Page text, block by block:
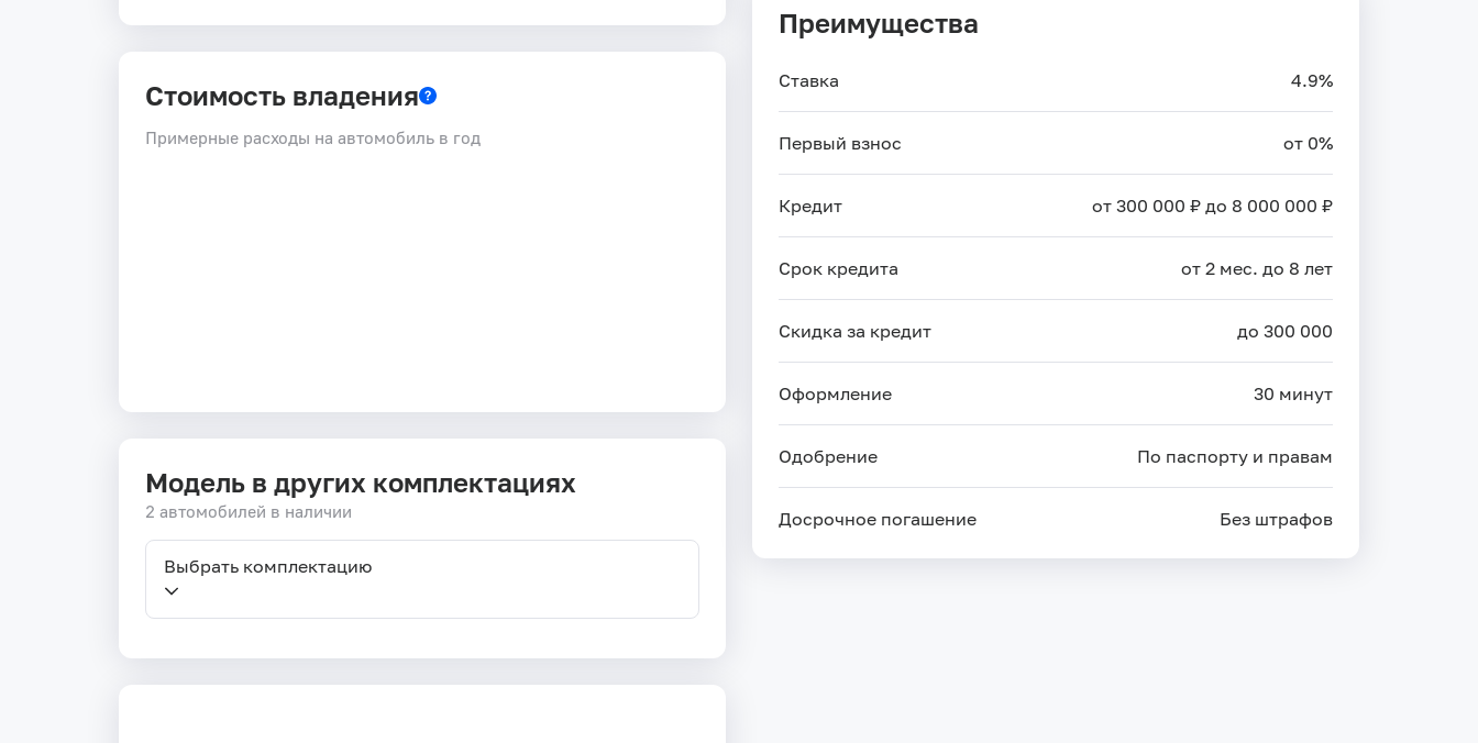
Преимущества
Ставка 4.9%
Первый взнос от 0%
Кредит от 300 000 ₽ до 8 000 000 ₽
Срок кредита от 2 мес. до 8 лет
Скидка за кредит до 300 000
Оформление 30 минут
Одобрение По паспорту и правам
Досрочное погашение Без штрафов
Стоимость владения
Примерные расходы на автомобиль в год
Модель в других комплектациях
2 автомобилей в наличии
Выбрать комплектацию